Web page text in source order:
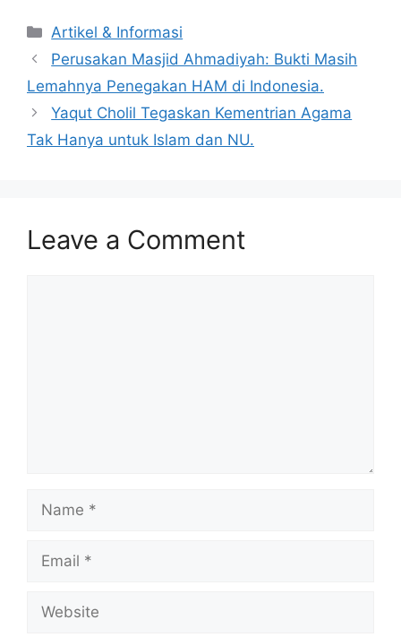
Artikel & Informasi
Perusakan Masjid Ahmadiyah: Bukti Masih
Lemahnya Penegakan HAM di Indonesia.
Yaqut Cholil Tegaskan Kementrian Agama
Tak Hanya untuk Islam dan NU.
Leave a Comment